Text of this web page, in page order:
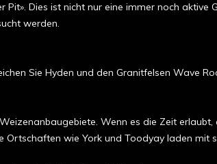
Pit». Dies ist nicht nur eine immer noch
werden.
Sie Hyden und den Granitfelsen Wave
Wenn es die Zeit
Ortschaften wie York und Toodyay laden mit